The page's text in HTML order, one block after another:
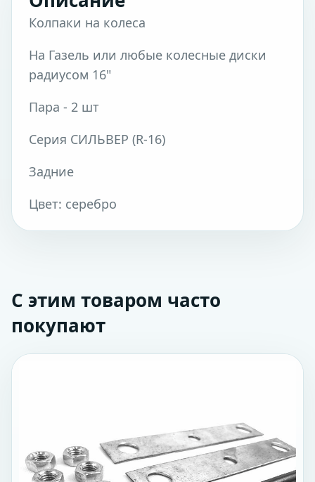
Колпаки на колеса
На Газель или любые колесные диски
радиусом 16"
Пара - 2 шт
Серия СИЛЬВЕР (R-16)
Задние
Цвет: серебро
С этим товаром часто
покупают